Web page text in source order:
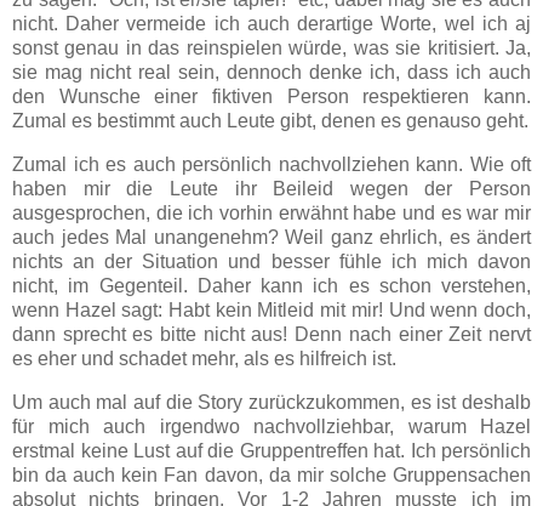
nicht. Daher vermeide ich auch derartige Worte, wel ich aj
sonst genau in das reinspielen würde, was sie kritisiert. Ja,
sie mag nicht real sein, dennoch denke ich, dass ich auch
den Wunsche einer fiktiven Person respektieren kann.
Zumal es bestimmt auch Leute gibt, denen es genauso geht.
Zumal ich es auch persönlich nachvollziehen kann. Wie oft
haben mir die Leute ihr Beileid wegen der Person
ausgesprochen, die ich vorhin erwähnt habe und es war mir
auch jedes Mal unangenehm? Weil ganz ehrlich, es ändert
nichts an der Situation und besser fühle ich mich davon
nicht, im Gegenteil. Daher kann ich es schon verstehen,
wenn Hazel sagt: Habt kein Mitleid mit mir! Und wenn doch,
dann sprecht es bitte nicht aus! Denn nach einer Zeit nervt
es eher und schadet mehr, als es hilfreich ist.
Um auch mal auf die Story zurückzukommen, es ist deshalb
für mich auch irgendwo nachvollziehbar, warum Hazel
erstmal keine Lust auf die Gruppentreffen hat. Ich persönlich
bin da auch kein Fan davon, da mir solche Gruppensachen
absolut nichts bringen. Vor 1-2 Jahren musste ich im